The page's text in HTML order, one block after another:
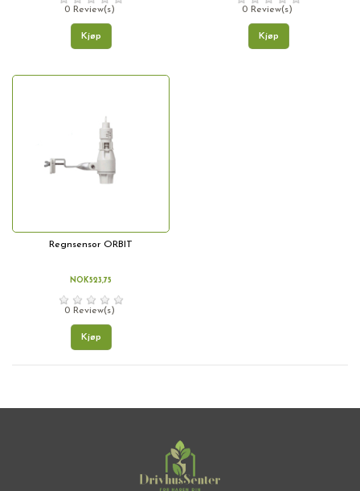
0 Review(s)
Kjøp
0 Review(s)
Kjøp
Regnsensor ORBIT
NOK523,75
0 Review(s)
Kjøp